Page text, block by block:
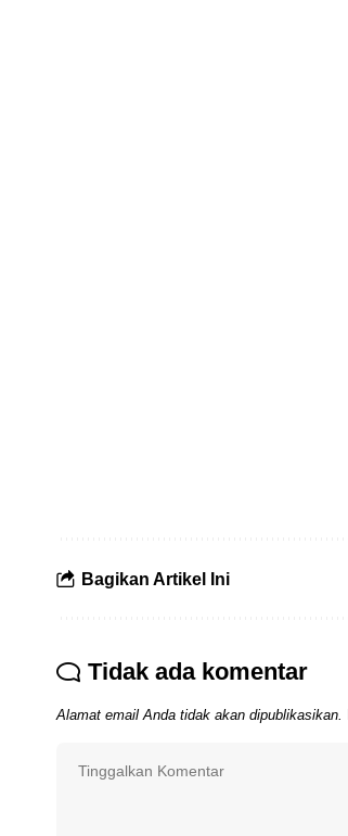
Bagikan Artikel Ini
Tidak ada komentar
Alamat email Anda tidak akan dipublikasikan.